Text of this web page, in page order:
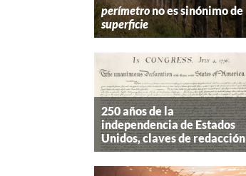
perímetrono es sinónimo de
superficie
250 años de la
independencia de Estados
Unidos, claves de redacción